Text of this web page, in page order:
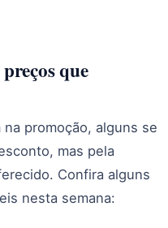
que
promoção, alguns se
mas pela
Confira alguns
nesta semana: